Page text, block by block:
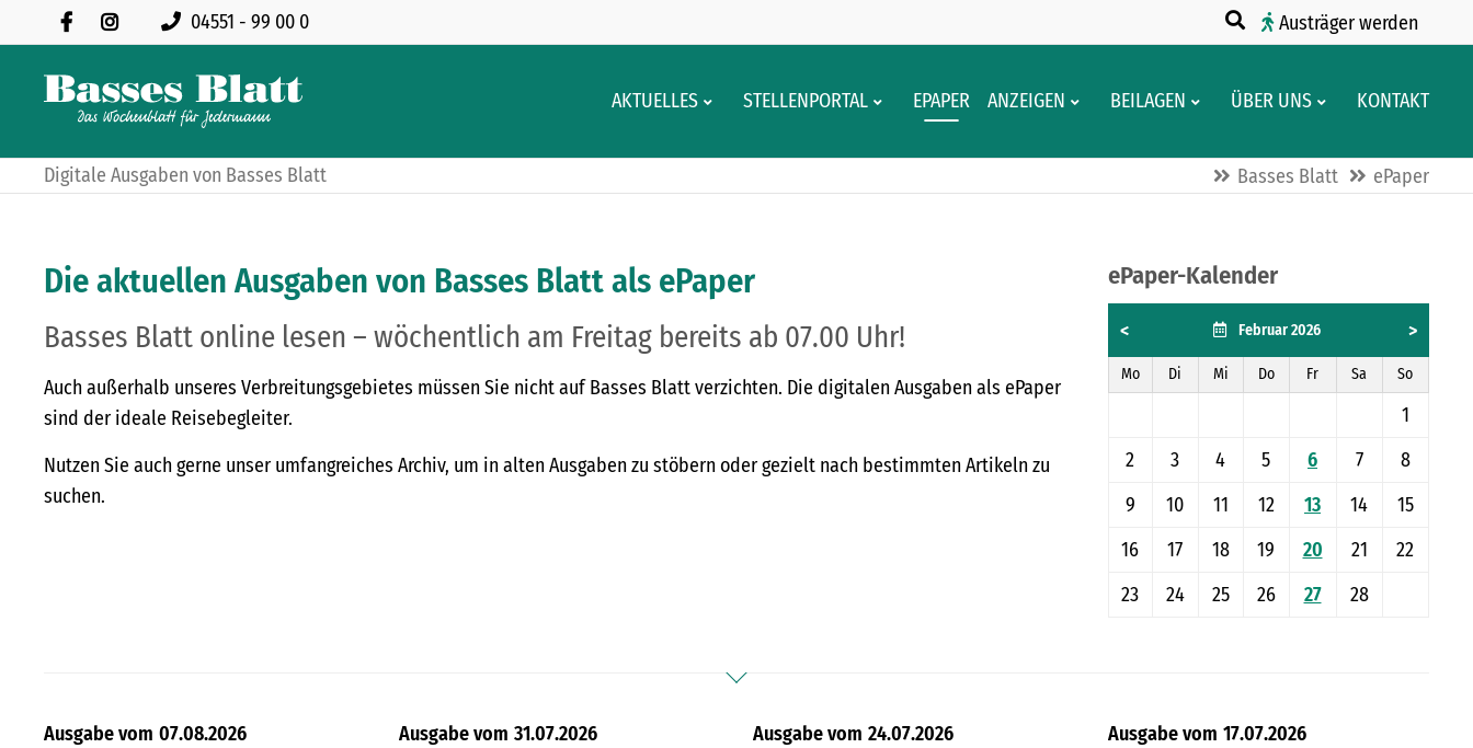
04551 - 99 00 0 Austräger werden
AKTUELLES STELLENPORTAL EPAPER ANZEIGEN BEILAGEN ÜBER UNS KONTAKT
Digitale Ausgaben von Basses Blatt Basses Blatt ePaper
Die aktuellen Ausgaben von Basses Blatt als ePaper
Basses Blatt online lesen – wöchentlich am Freitag bereits ab 07.00 Uhr!
Auch außerhalb unseres Verbreitungsgebietes müssen Sie nicht auf Basses Blatt verzichten. Die digitalen Ausgaben als ePaper
sind der ideale Reisebegleiter.
Nutzen Sie auch gerne unser umfangreiches Archiv, um in alten Ausgaben zu stöbern oder gezielt nach bestimmten Artikeln zu
suchen.
ePaper-Kalender
< Februar 2026 >
Mo Di Mi Do Fr Sa So
1
2
3 4 5 6 7
8
9
10 11 12 13 14
15
16
17 18 19 20 21
22
23
24 25 26 27 28
07.08.2026 31.07.2026 24.07.2026 17.07.2026